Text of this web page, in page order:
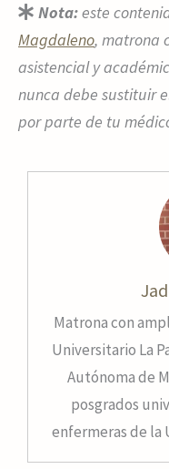
Nota:este
Magdaleno, matrona
asistencial y
nunca debe sustituir
por parte de tu
Matrona con
Universitario La
Autónoma de
posgrados
enfermeras de la